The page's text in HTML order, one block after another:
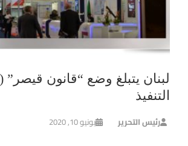
لبنان يتبلغ وضع “قانون
التنفيذ
رئيس التحرير يونيو 10, 2020